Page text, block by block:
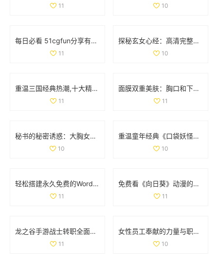
11 10
每日必看 51cgfun分享有趣趣闻助你防走丢
11
探秘玄女心经：高清完整版免费在线观看与解读
10
重温三国经典热潮,十大精彩三国手游推荐大盘点！
11
面膜双重美肤：胸口和下部位养护揭秘动图展示
11
秘书的秘密诱惑：大胸女性间的亲密互动与相互渴望
10
重温童年经典《口袋妖怪强进化2.5》，再续佩奇冒险之旅！
10
轻松搭建永久免费的WordPress网站全攻略与实用技巧
11
免费看《向日葵》动漫的最佳途径和资源分享
11
龙之谷手游战士转职全面解析与职业强度对比
11
女性员工奉献的力量与职场价值的平衡探讨
10